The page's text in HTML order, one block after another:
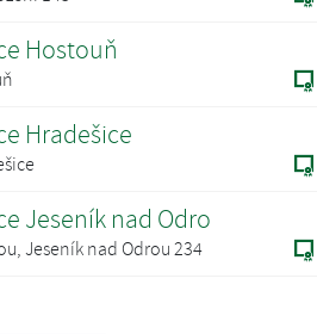
Hostouň
Hradešice
Jeseník nad Odro
Jeseník nad Odrou 234